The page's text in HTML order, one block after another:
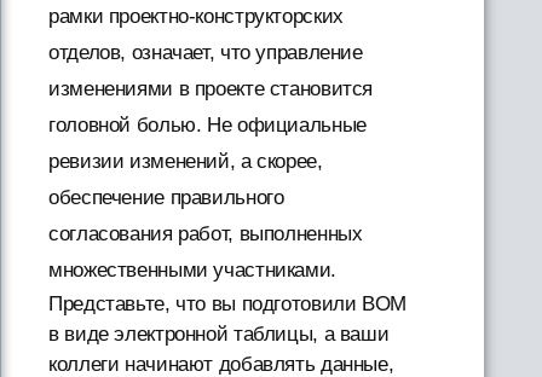
рамки проектно-конструкторских
отделов, означает, что управление
изменениями в проекте становится
головной болью. Не официальные
ревизии изменений, а скорее,
обеспечение правильного
согласования работ, выполненных
множественными участниками.
Представьте, что вы подготовили BOM
в виде электронной таблицы, а ваши
коллеги начинают добавлять данные,